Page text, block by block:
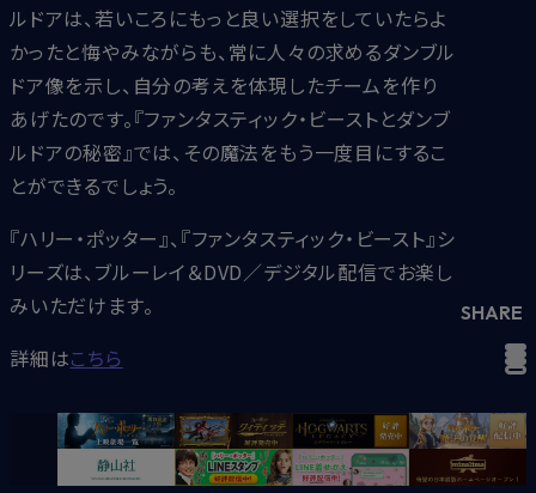
ルドアは、若いころにもっと良い選択をしていたらよ
かったと悔やみながらも、常に人々の求めるダンブル
ドア像を示し、自分の考えを体現したチームを作り
あげたのです。『ファンタスティック・ビーストとダンブ
ルドアの秘密』では、その魔法をもう一度目にするこ
とができるでしょう。
『ハリー・ポッター』、『ファンタスティック・ビースト』シ
リーズは、ブルーレイ＆DVD／デジタル配信でお楽し
みいただけます。
詳細はこちら
SHARE